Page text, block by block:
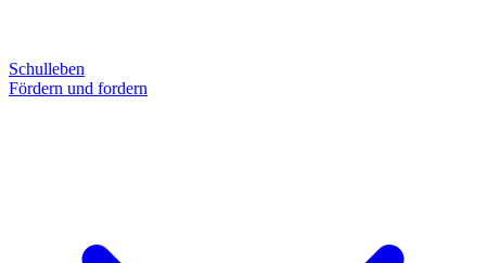
Schulleben
Fördern und fordern